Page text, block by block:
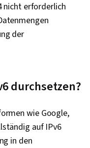
nicht erforderlich
der
durchsetzen?
wie Google,
auf IPv6
in den